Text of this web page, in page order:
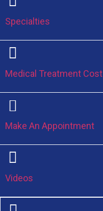
Specialties
Medical Treatment Cost
Make An Appointment
Videos